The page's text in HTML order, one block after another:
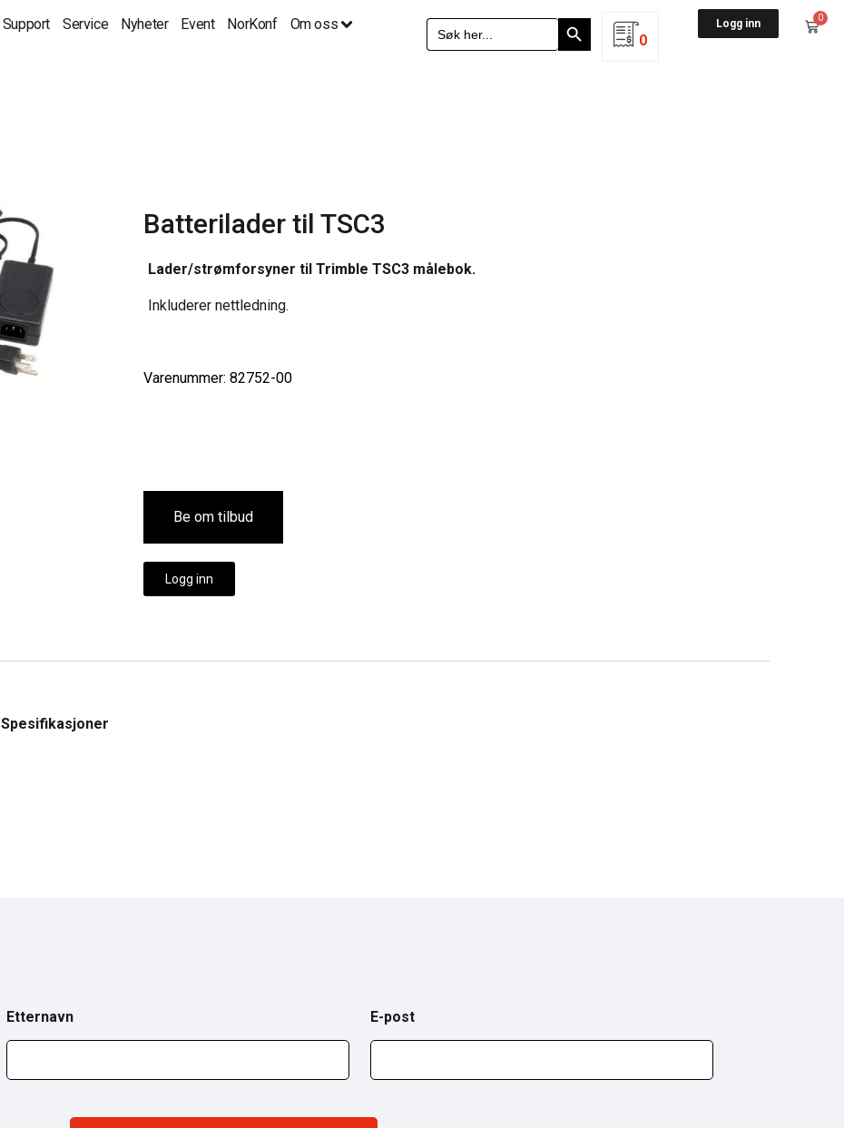
Support Service Nyheter Event NorKonf Om oss
Search
for:
Search Button
0
Logg inn 0
Batterilader til TSC3
Lader/strømforsyner til Trimble TSC3 målebok.
Inkluderer nettledning.
Varenummer: 82752-00
Be om tilbud
Logg inn
Spesifikasjoner
Etternavn E-post